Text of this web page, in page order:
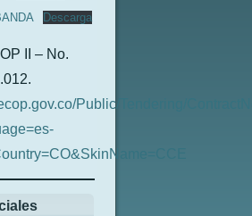
Descarga
II – No.
Public/Tendering/